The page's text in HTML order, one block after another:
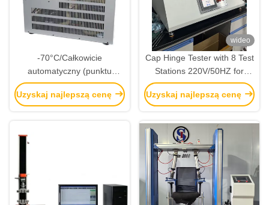
-70°C/Całkowicie
automatyczny (punktu
zamarzania) tester punktu
chmury i punktu rozlewu
Uzyskaj najlepszą cenę
wideo
Cap Hinge Tester with 8 Test
Stations 220V/50HZ for
Durability and LOF Testing
Uzyskaj najlepszą cenę